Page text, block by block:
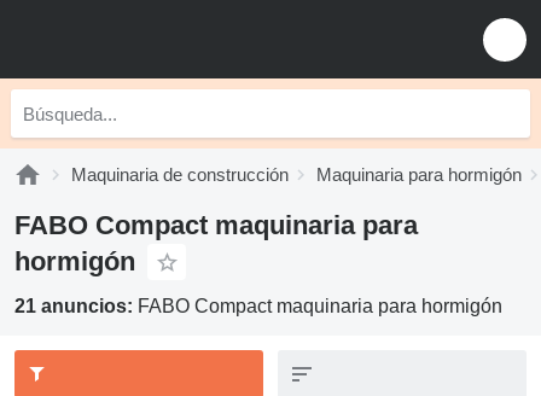
Maquinaria de construcción Maquinaria para hormigón
FABO Compact maquinaria para
hormigón
21 anuncios: FABO Compact maquinaria para hormigón